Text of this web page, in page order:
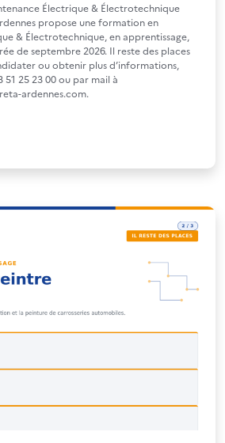
Électrique & Électrotechnique
propose une formation en
& Électrotechnique, en apprentissage,
de septembre 2026. Il reste des places
ou obtenir plus d’informations,
25 23 00 ou par mail à
ardennes.com.